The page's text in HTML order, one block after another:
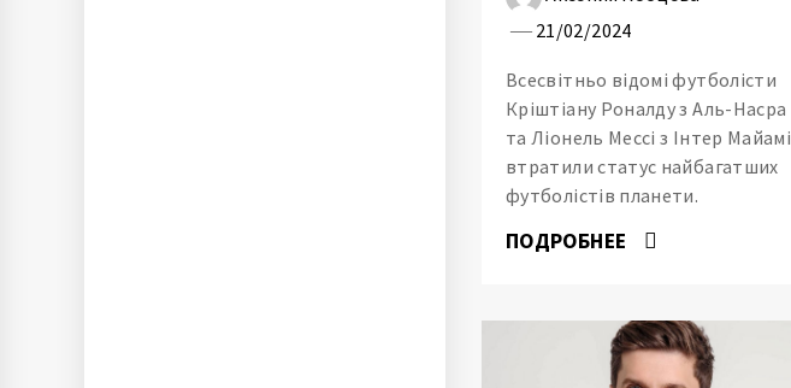
21/02/2024
Всесвітньо відомі футболісти
Кріштіану Роналду з Аль-Насра
та Ліонель Мессі з Інтер Майамі
втратили статус найбагатших
футболістів планети.
ПОДРОБНЕЕ